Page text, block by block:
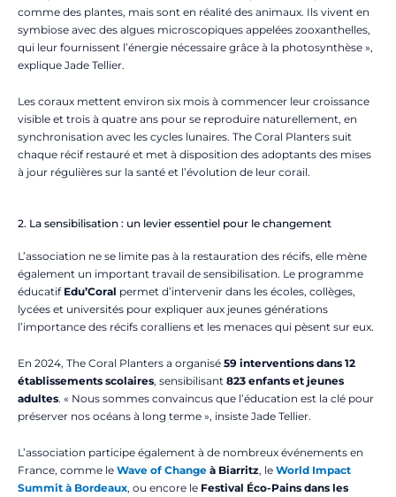
comme des plantes, mais sont en réalité des animaux. Ils vivent en
symbiose avec des algues microscopiques appelées zooxanthelles,
qui leur fournissent l’énergie nécessaire grâce à la photosynthèse »,
explique Jade Tellier.
Les coraux mettent environ six mois à commencer leur croissance
visible et trois à quatre ans pour se reproduire naturellement, en
synchronisation avec les cycles lunaires. The Coral Planters suit
chaque récif restauré et met à disposition des adoptants des mises
à jour régulières sur la santé et l’évolution de leur corail.
2. La sensibilisation : un levier essentiel pour le changement
L’association ne se limite pas à la restauration des récifs, elle mène
également un important travail de sensibilisation. Le programme
éducatif Edu’Coral permet d’intervenir dans les écoles, collèges,
lycées et universités pour expliquer aux jeunes générations
l’importance des récifs coralliens et les menaces qui pèsent sur eux.
En 2024, The Coral Planters a organisé 59 interventions dans 12
établissements scolaires, sensibilisant 823 enfants et jeunes
adultes. « Nous sommes convaincus que l’éducation est la clé pour
préserver nos océans à long terme », insiste Jade Tellier.
L’association participe également à de nombreux événements en
France, comme le Wave of Change à Biarritz, le World Impact
Summit à Bordeaux, ou encore le Festival Éco-Pains dans les